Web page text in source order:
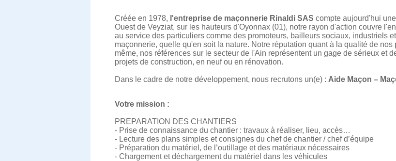
Créée en 1978, l'entreprise de maçonnerie Rinaldi SAS compte aujourd'hui
Ouest de Veyziat, sur les hauteurs d'Oyonnax (01), notre rayon d'action couvre
au service des particuliers comme des promoteurs, bailleurs sociaux, industriels
maçonnerie, quelle qu'en soit la nature. Notre réputation quant à la qualité de
même, nos références sur le secteur de l'Ain représentent un gage de sérieux et
projets de construction, en neuf ou en rénovation.
Dans le cadre de notre développement, nous recrutons un(e) : Aide Maçon –
Votre mission :
PREPARATION DES CHANTIERS
- Prise de connaissance du chantier : travaux à réaliser, lieu, accès…
- Lecture des plans simples et consignes du chef de chantier / chef d’équipe
- Préparation du matériel, de l’outillage et des matériaux nécessaires
- Chargement et déchargement du matériel dans les véhicules